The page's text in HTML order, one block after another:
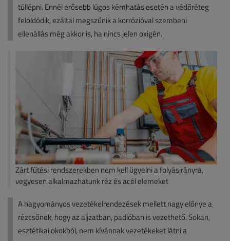
túllépni. Ennél erősebb lúgos kémhatás esetén a védőréteg
feloldódik, ezáltal megszűnik a korrózióval szembeni
ellenállás még akkor is, ha nincs jelen oxigén.
Zárt fűtési rendszerekben nem kell ügyelni a folyásirányra,
vegyesen alkalmazhatunk réz és acél elemeket
A hagyományos vezetékelrendezések mellett nagy előnye a
rézcsőnek, hogy az aljzatban, padlóban is vezethető. Sokan,
esztétikai okokból, nem kívánnak vezetékeket látni a